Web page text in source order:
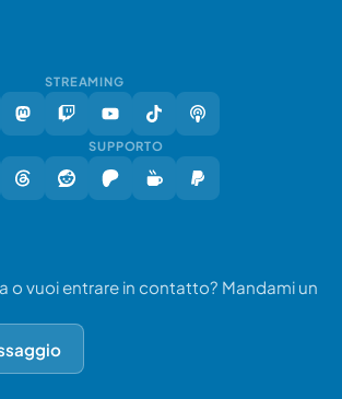
STREAMING
SUPPORTO
o vuoi entrare in contatto? Mandami un